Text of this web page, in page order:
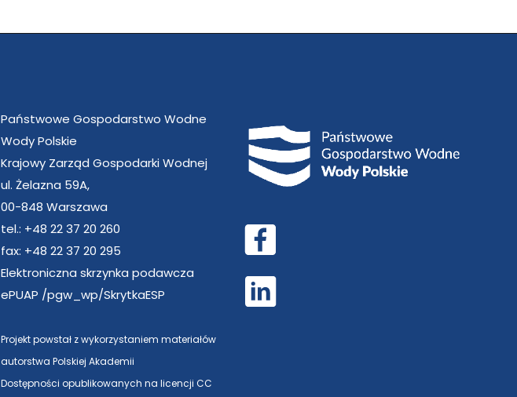
Państwowe Gospodarstwo Wodne
Wody Polskie
Krajowy Zarząd Gospodarki Wodnej
ul. Żelazna 59A,
00-848 Warszawa
tel.: +48 22 37 20 260
fax: +48 22 37 20 295
Elektroniczna skrzynka podawcza
ePUAP /pgw_wp/SkrytkaESP
Projekt powstał z wykorzystaniem materiałów
autorstwa Polskiej Akademii
Dostępności opublikowanych na licencji CC